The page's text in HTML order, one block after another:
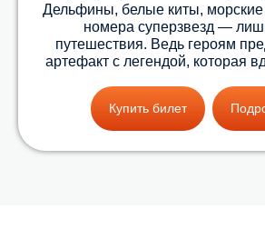
Дельфины, белые киты, морские
номера суперзвезд —
путешествия. Ведь героям
артефакт с легендой, которая
Купить билет